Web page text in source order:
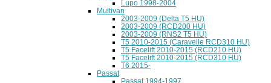
Lupo 1998-2004
Multivan
2003-2009 (Delta T5 HU)
2003-2009 (RCD200 HU)
2003-2009 (RNS2 T5 HU)
T5 2010-2015 (Caravelle RCD310 HU)
T5 Facelift 2010-2015 (RCD210 HU)
T5 Facelift 2010-2015 (RCD310 HU)
T6 2015-
Passat
Passat 1994-1997